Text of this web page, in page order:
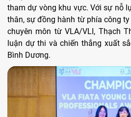
tham dự vòng khu vực. Với sự nỗ
thân, sự đồng hành từ phía công
chuyên môn từ VLA/VLI, Thạch
luận dự thi và chiến thắng xuất
Bình Dương.